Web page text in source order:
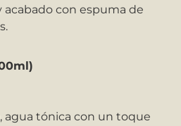
con espuma de
agua tónica con un toque